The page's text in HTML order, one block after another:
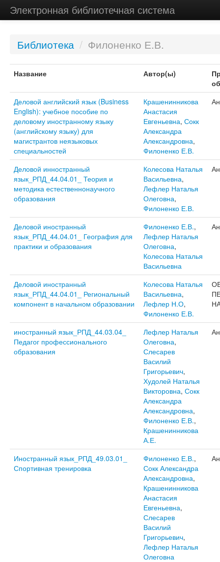
Электронная библиотечная система
Библиотека / Филоненко Е.В.
Название Автор(ы)
Деловой английский язык (Business
English): учебное пособие по
деловому иностранному языку
(английскому языку) для
магистрантов неязыковых
специальностей
Крашенинникова
Анастасия
Евгеньевна, Сокк
Александра
Александровна,
Филоненко Е.В.
Деловой инностранный
язык_РПД_44.04.01_ Теория и
методика естественнонаучного
образования
Колесова Наталья
Васильевна,
Лефлер Наталья
Олеговна,
Филоненко Е.В.
Деловой иностранный
язык_РПД_44.04.01_ География для
практики и образования
Филоненко Е.В.,
Лефлер Наталья
Олеговна,
Колесова Наталья
Васильевна
Деловой иностранный
язык_РПД_44.04.01_ Региональный
компонент в начальном образовании
Колесова Наталья
Васильевна,
Лефлер Н.О,
Филоненко Е.В.
иностранный язык_РПД_44.03.04_
Педагог профессионального
образования
Лефлер Наталья
Олеговна,
Слесарев
Василий
Григорьевич,
Худолей Наталья
Викторовна, Сокк
Александра
Александровна,
Филоненко Е.В.,
Крашенинникова
А.Е.
Иностранный язык_РПД_49.03.01_
Спортивная тренировка
Филоненко Е.В.,
Сокк Александра
Александровна,
Крашенинникова
Анастасия
Евгеньевна,
Слесарев
Василий
Григорьевич,
Лефлер Наталья
Олеговна